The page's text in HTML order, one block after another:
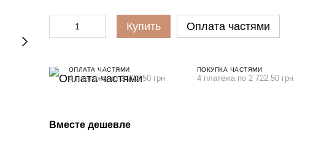
Купить Оплата частями
ОПЛАТА ЧАСТЯМИ
4 платежа по 2 722.50 грн
ПОКУПКА ЧАСТЯМИ
4 платежа по 2 722.50 грн
Вместе дешевле